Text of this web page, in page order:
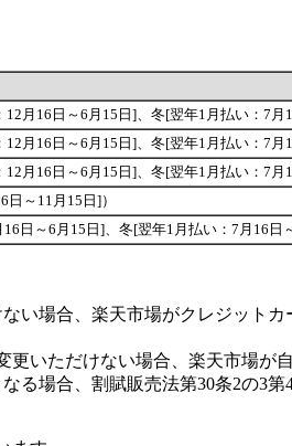
月16日～6月15日]、冬[翌年1月払い：7月
月16日～6月15日]、冬[翌年1月払い：7月
月16日～6月15日]、冬[翌年1月払い：7月
日～11月15日]）
日～6月15日]、冬[翌年1月払い：7月16日
い場合、楽天市場がクレジット
いただけない場合、楽天市場が
る場合、割賦販売法第30条2の3